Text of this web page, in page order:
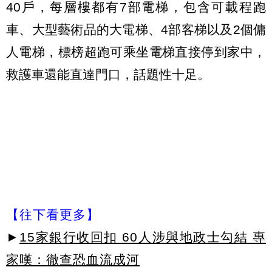
40戶，每層樓都有7部電梯，包含可載程跑
車、大型藝術品的大電梯、4部客梯以及2個傭
人電梯，標榜超跑可乘坐電梯直接停到家中，
救護車還能直達門口，話題性十足。
【往下看更多】
► 15家銀行收回扣 60人涉與地政士勾結 專
家嘆：徹查恐血流成河